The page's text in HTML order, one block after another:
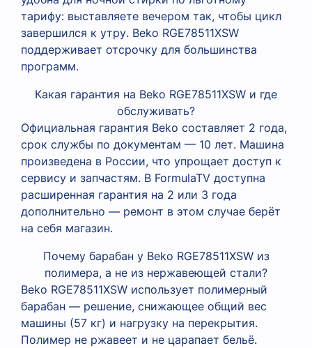
тарифу: выставляете вечером так, чтобы цикл
завершился к утру. Beko RGE78511XSW
поддерживает отсрочку для большинства
программ.
Какая гарантия на Beko RGE78511XSW и где
обслуживать?
Официальная гарантия Beko составляет 2 года,
срок службы по документам — 10 лет. Машина
произведена в России, что упрощает доступ к
сервису и запчастям. В FormulaTV доступна
расширенная гарантия на 2 или 3 года
дополнительно — ремонт в этом случае берёт
на себя магазин.
Почему барабан у Beko RGE78511XSW из
полимера, а не из нержавеющей стали?
Beko RGE78511XSW использует полимерный
барабан — решение, снижающее общий вес
машины (57 кг) и нагрузку на перекрытия.
Полимер не ржавеет и не царапает бельё.